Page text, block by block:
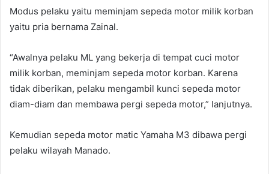
Modus pelaku yaitu meminjam sepeda motor milik korban
yaitu pria bernama Zainal.
“Awalnya pelaku ML yang bekerja di tempat cuci motor
milik korban, meminjam sepeda motor korban. Karena
tidak diberikan, pelaku mengambil kunci sepeda motor
diam-diam dan membawa pergi sepeda motor,” lanjutnya.
Kemudian sepeda motor matic Yamaha M3 dibawa pergi
pelaku wilayah Manado.